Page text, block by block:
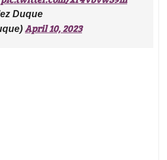
Duque
April 10, 2023